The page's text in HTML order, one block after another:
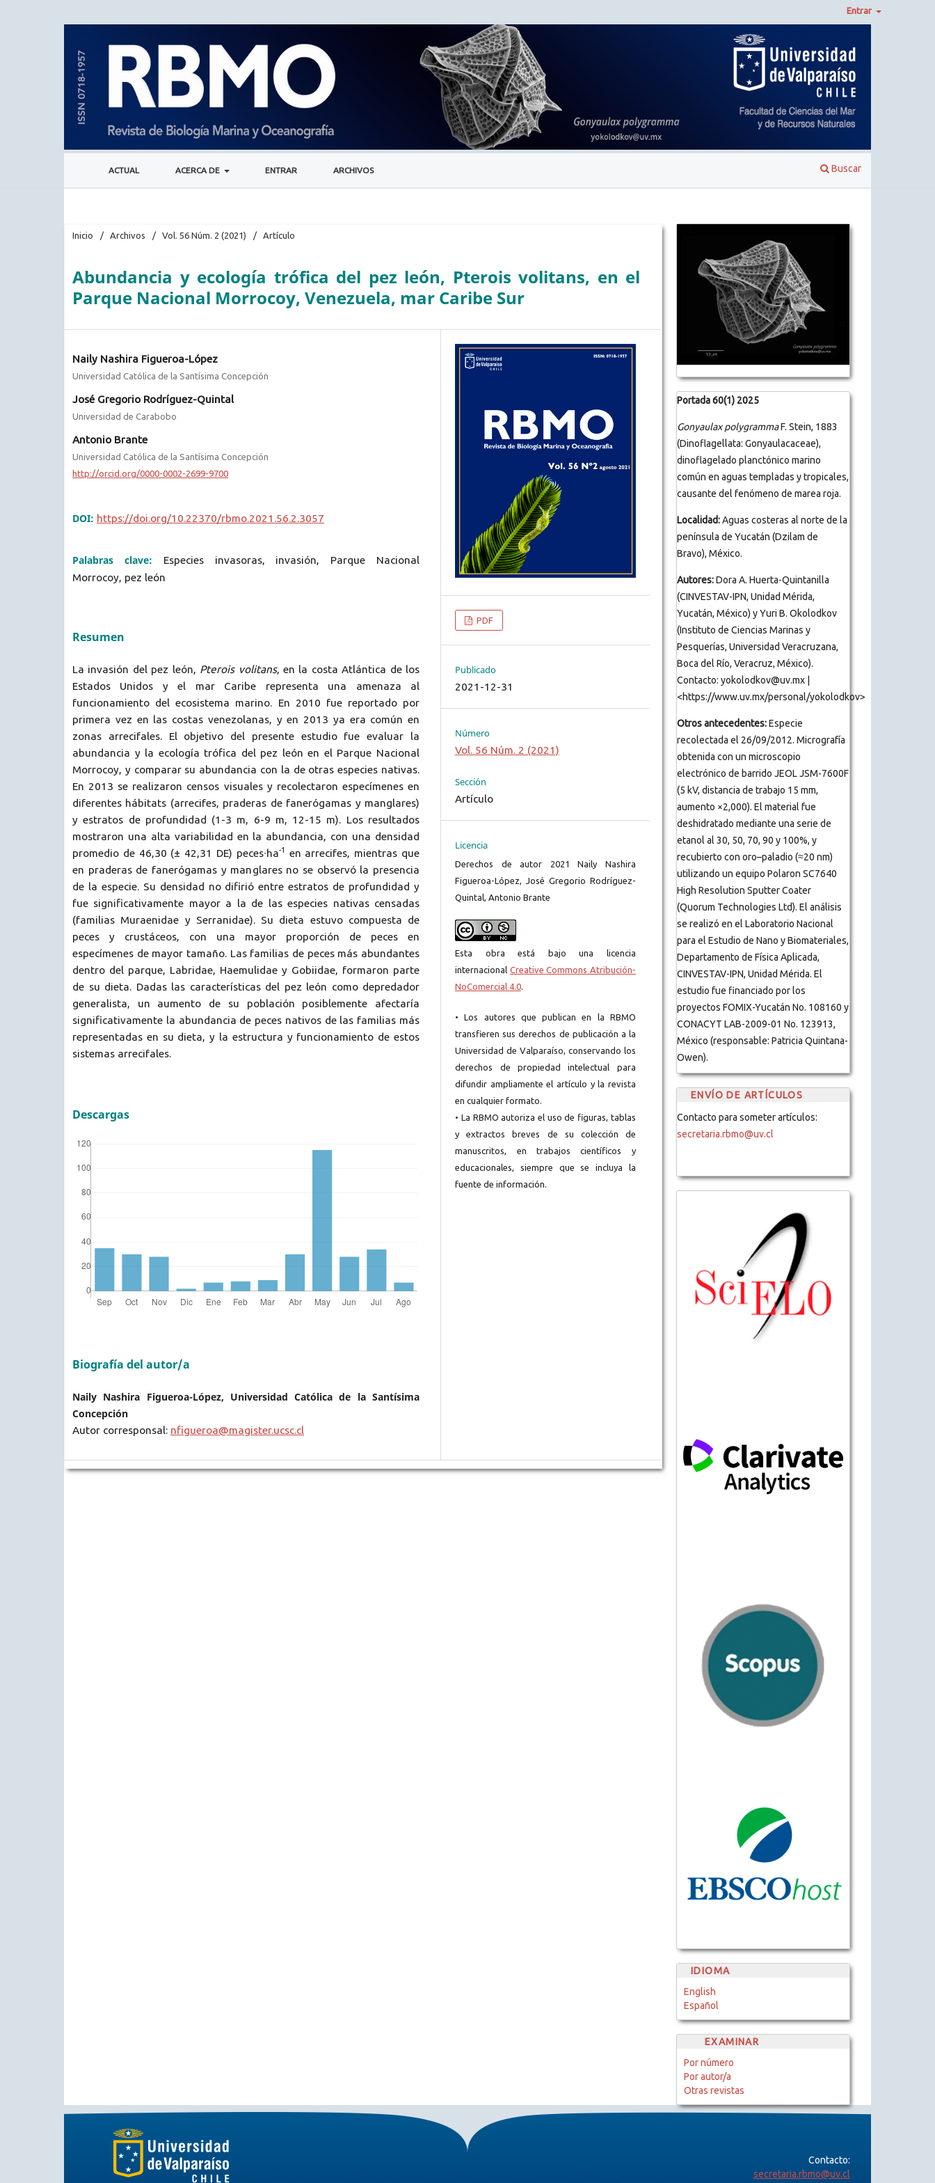
ACTUAL ACERCA DE ENTRAR ARCHIVOS Buscar
Entrar
Inicio / Archivos / Vol. 56 Núm. 2 (2021) / Artículo
Abundancia y ecología trófica del pez león, Pterois volitans, en el
Parque Nacional Morrocoy, Venezuela, mar Caribe Sur
Naily Nashira Figueroa-López
Universidad Católica de la Santísima Concepción
José Gregorio Rodríguez-Quintal
Universidad de Carabobo
Antonio Brante
Universidad Católica de la Santísima Concepción
http://orcid.org/0000-0002-2699-9700
DOI: https://doi.org/10.22370/rbmo.2021.56.2.3057
Palabras clave:
Especies invasoras, invasión, Parque Nacional
Morrocoy, pez león
Resumen
La invasión del pez león, Pterois volitans, en la costa Atlántica de los
Estados Unidos y el mar Caribe representa una amenaza al
funcionamiento del ecosistema marino. En 2010 fue reportado por
primera vez en las costas venezolanas, y en 2013 ya era común en
zonas arrecifales. El objetivo del presente estudio fue evaluar la
abundancia y la ecología trófica del pez león en el Parque Nacional
Morrocoy, y comparar su abundancia con la de otras especies nativas.
En 2013 se realizaron censos visuales y recolectaron especímenes en
diferentes hábitats (arrecifes, praderas de fanerógamas y manglares)
y estratos de profundidad (1-3 m, 6-9 m, 12-15 m). Los resultados
mostraron una alta variabilidad en la abundancia, con una densidad
promedio de 46,30 (± 42,31 DE) peces∙ha-1 en arrecifes, mientras que
en praderas de fanerógamas y manglares no se observó la presencia
de la especie. Su densidad no difirió entre estratos de profundidad y
fue significativamente mayor a la de las especies nativas censadas
(familias Muraenidae y Serranidae). Su dieta estuvo compuesta de
peces y crustáceos, con una mayor proporción de peces en
especímenes de mayor tamaño. Las familias de peces más abundantes
dentro del parque, Labridae, Haemulidae y Gobiidae, formaron parte
de su dieta. Dadas las características del pez león como depredador
generalista, un aumento de su población posiblemente afectaría
significativamente la abundancia de peces nativos de las familias más
representadas en su dieta, y la estructura y funcionamiento de estos
sistemas arrecifales.
Descargas
Biografía del autor/a
Naily Nashira Figueroa-López, Universidad Católica de la Santísima
Concepción
Autor corresponsal: nfigueroa@magister.ucsc.cl
PDF
Publicado
2021-12-31
Número
Vol. 56 Núm. 2 (2021)
Sección
Artículo
Licencia
Derechos de autor 2021 Naily Nashira
Figueroa-López, José Gregorio Rodríguez-
Quintal, Antonio Brante
Esta obra está bajo una licencia
internacional Creative Commons Atribución-
NoComercial 4.0.
• Los autores que publican en la RBMO
transfieren sus derechos de publicación a la
Universidad de Valparaíso, conservando los
derechos de propiedad intelectual para
difundir ampliamente el artículo y la revista
en cualquier formato.
• La RBMO autoriza el uso de figuras, tablas
y extractos breves de su colección de
manuscritos, en trabajos científicos y
educacionales, siempre que se incluya la
fuente de información.
Portada 60(1) 2025
Gonyaulax polygrammaF. Stein, 1883
(Dinoflagellata: Gonyaulacaceae),
dinoflagelado planctónico marino
común en aguas templadas y tropicales,
causante del fenómeno de marea roja.
Localidad:Aguas costeras al norte de la
península de Yucatán (Dzilam de
Bravo), México.
Autores:Dora A. Huerta-Quintanilla
(CINVESTAV-IPN, Unidad Mérida,
Yucatán, México) y Yuri B. Okolodkov
(Instituto de Ciencias Marinas y
Pesquerías, Universidad Veracruzana,
Boca del Río, Veracruz, México).
Contacto: yokolodkov@uv.mx |
<https://www.uv.mx/personal/yokolodkov>
Otros antecedentes:Especie
recolectada el 26/09/2012. Micrografía
obtenida con un microscopio
electrónico de barrido JEOL JSM-7600F
(5 kV, distancia de trabajo 15 mm,
aumento ×2,000). El material fue
deshidratado mediante una serie de
etanol al 30, 50, 70, 90 y 100%, y
recubierto con oro–paladio (≈20 nm)
utilizando un equipo Polaron SC7640
High Resolution Sputter Coater
(Quorum Technologies Ltd). El análisis
se realizó en el Laboratorio Nacional
para el Estudio de Nano y Biomateriales,
Departamento de Física Aplicada,
CINVESTAV-IPN, Unidad Mérida. El
estudio fue financiado por los
proyectos FOMIX-Yucatán No. 108160 y
CONACYT LAB-2009-01 No. 123913,
México (responsable: Patricia Quintana-
Owen).
ENVÍO DE ARTÍCULOS
Contacto para someter artículos:
secretaria.rbmo@uv.cl
IDIOMA
English
Español
EXAMINAR
Por número
Por autor/a
Otras revistas
Contacto:
secretaria.rbmo@uv.cl